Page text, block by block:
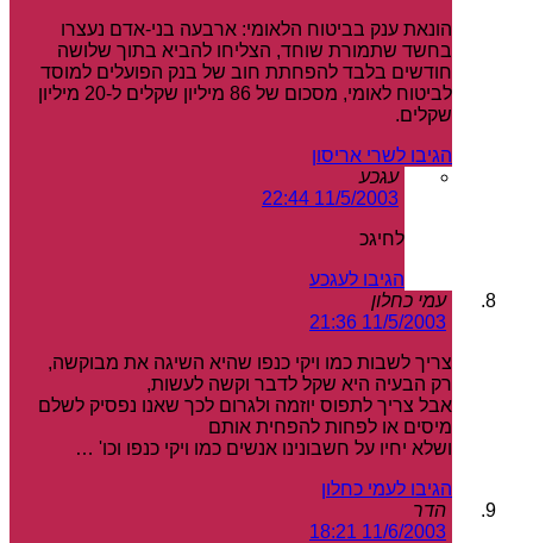
הונאת ענק בביטוח הלאומי: ארבעה בני-אדם נעצרו
בחשד שתמורת שוחד, הצליחו להביא בתוך שלושה
חודשים בלבד להפחתת חוב של בנק הפועלים למוסד
לביטוח לאומי, מסכום של 86 מיליון שקלים ל-20 מיליון
שקלים.
הגיבו לשרי אריסון
עגכע
11/5/2003 22:44
לחיגכ
הגיבו לעגכע
עמי כחלון
11/5/2003 21:36
צריך לשבות כמו ויקי כנפו שהיא השיגה את מבוקשה,
רק הבעיה היא שקל לדבר וקשה לעשות,
אבל צריך לתפוס יוזמה ולגרום לכך שאנו נפסיק לשלם
מיסים או לפחות להפחית אותם
ושלא יחיו על חשבונינו אנשים כמו ויקי כנפו וכו' …
הגיבו לעמי כחלון
הדר
11/6/2003 18:21